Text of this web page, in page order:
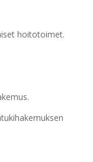
hoitotoimet.